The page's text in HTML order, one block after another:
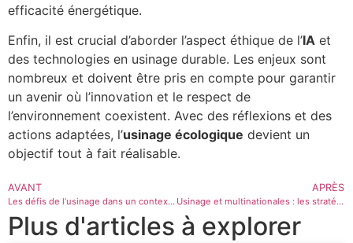
efficacité énergétique.
Enfin, il est crucial d’aborder l’aspect éthique de l’IA et
des technologies en usinage durable. Les enjeux sont
nombreux et doivent être pris en compte pour garantir
un avenir où l’innovation et le respect de
l’environnement coexistent. Avec des réflexions et des
actions adaptées, l’usinage écologique devient un
objectif tout à fait réalisable.
AVANT
Les défis de l’usinage dans un contexte mondialisé
APRÈS
Usinage et multinationales : les stratégies gagnantes
Plus d'articles à explorer